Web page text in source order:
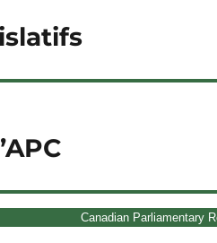
Canadian Parliamentary